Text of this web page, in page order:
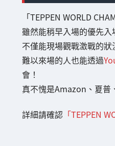
「TEPPEN WORLD
雖然能稍早入場的優先
不僅能現場觀戰激戰的狀
難以來場的人也能透過
會！
真不愧是Amazon、夏普
詳細請確認「TEPPEN